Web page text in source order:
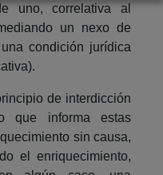
uno, correlativa al
un nexo de
condición jurídica
de interdicción
que informa estas
sin causa,
el enriquecimiento,